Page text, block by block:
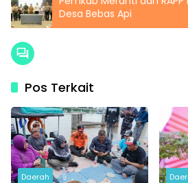
Desa Bebas Api
Pos Terkait
Daerah